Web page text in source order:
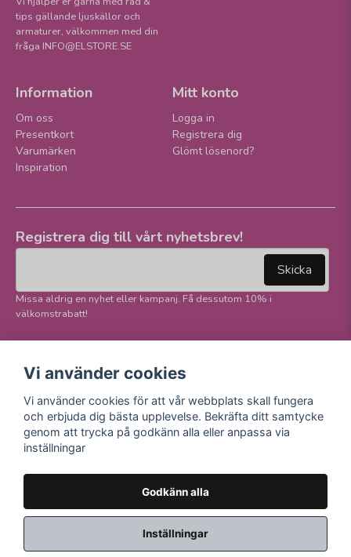
tips gällande ljuskällor och
armaturer, välkommen med din
fråga INFO@ELSTORE.SE
Information
Om oss
Presentkort
Varumärken
Inspiration
Mitt konto
Logga in
Registrera dig
Glömt lösenord?
Registrera dig till vårt nyhetsbrev!
Skicka
Missa aldrig en nyhet eller kampanj. Få dessutom 10% i
välkomstrabatt!
sociala medier!
Facebook
Instagram
Youtube
E-handel
Vi använder cookies
Vi använder cookies för att vår webbplats skall fungera
och erbjuda dig bästa upplevelse. Bekräfta ditt samtycke
genom att trycka på godkänn alla eller anpassa via
inställningar
Godkänn alla
Inställningar